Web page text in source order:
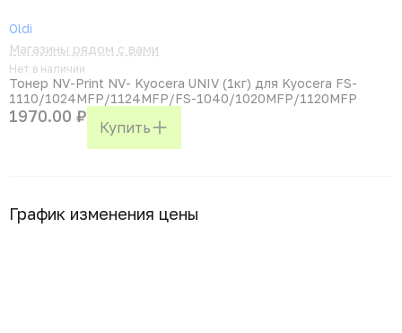
Oldi
Магазины рядом с вами
Нет в наличии
Тонер NV-Print NV- Kyocera UNIV (1кг) для Kyocera FS-
1110/1024MFP/1124MFP/FS-1040/1020MFP/1120MFP
1970.00 ₽
Купить
График изменения цены